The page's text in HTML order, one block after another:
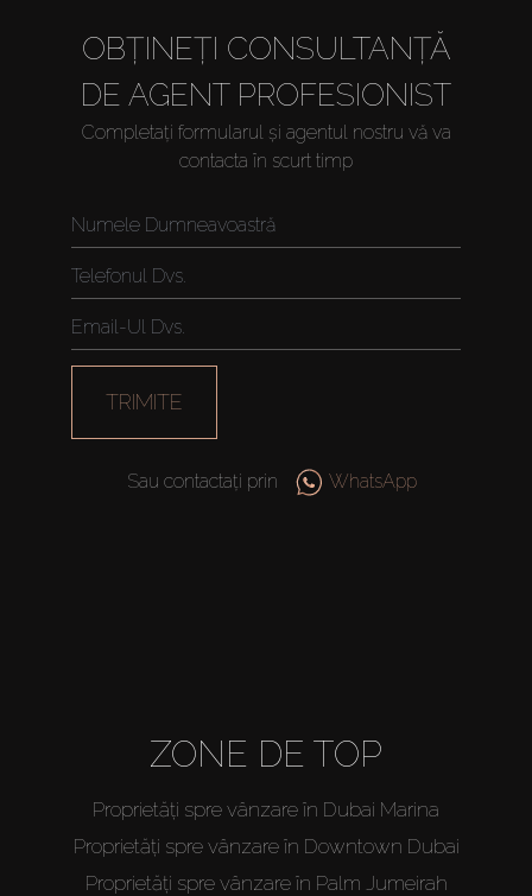
Închiriați
Vânzare
Off-Plan
OBȚINEȚI CONSULTANȚĂ
DE AGENT PROFESIONIST
Completați formularul și agentul nostru vă va
contacta în scurt timp
TRIMITE
Sau contactați prin WhatsApp
ZONE DE TOP
Proprietăți spre vânzare în Dubai Marina
Proprietăți spre vânzare în Downtown Dubai
Proprietăți spre vânzare în Palm Jumeirah